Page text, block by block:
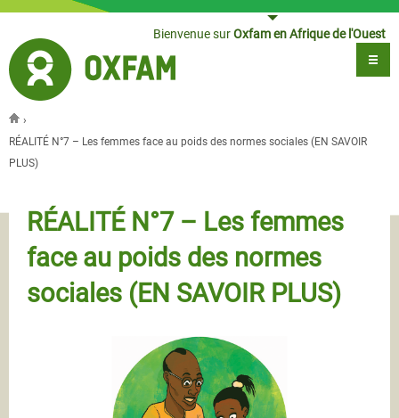
Bienvenue surOxfam en Afrique de l'Ouest
Vous êtes ici
›
RÉALITÉ N°7 – Les femmes face au poids des normes sociales (EN SAVOIR
PLUS)
RÉALITÉ N°7 – Les femmes
face au poids des normes
sociales (EN SAVOIR PLUS)